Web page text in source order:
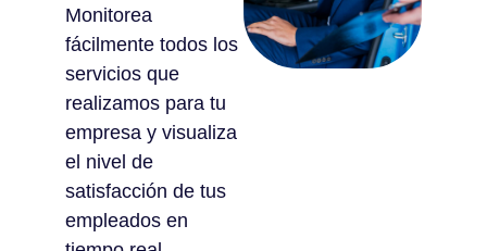
Monitorea
fácilmente todos los
servicios que
realizamos para tu
empresa y visualiza
el nivel de
satisfacción de tus
empleados en